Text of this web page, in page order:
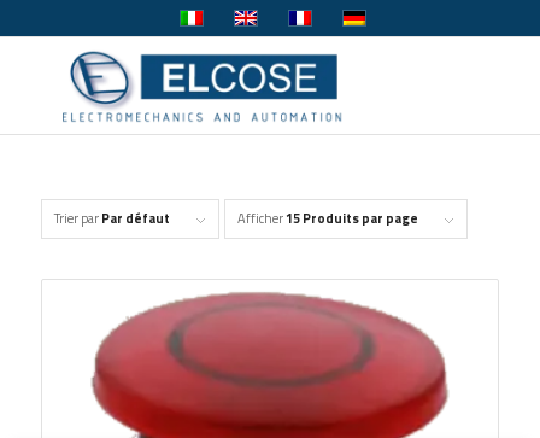
Trier parPar défaut Afficher15 Produits par page